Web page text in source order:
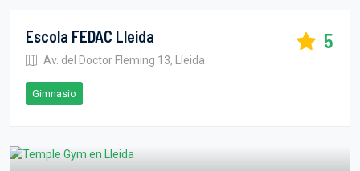
Escola FEDAC Lleida
Av. del Doctor Fleming 13, Lleida
5
Gimnasio